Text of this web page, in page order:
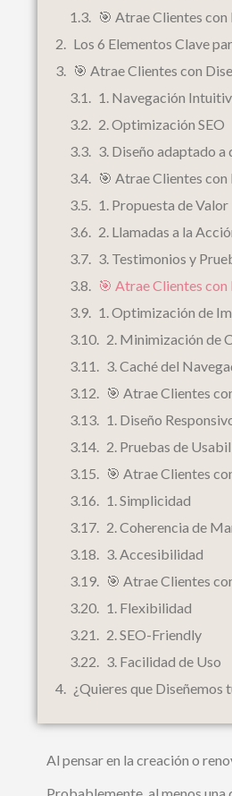
🎯 Atrae Clientes
Los 6 Elementos Clave
🎯 Atrae Clientes con
1. Navegación
2. Optimización SEO
3. Diseño adaptado
🎯 Atrae Clientes
1. Propuesta de Valor
2. Llamadas a la
3. Testimonios y
🎯 Atrae Clientes
1. Optimización de
2. Minimización de
3. Caché del
🎯 Atrae Clientes
1. Diseño
2. Pruebas de
🎯 Atrae Clientes
1. Simplicidad
2. Coherencia de
3. Accesibilidad
🎯 Atrae Clientes
1. Flexibilidad
2. SEO-Friendly
3. Facilidad de Uso
¿Quieres que Diseñemos
Al pensar en la creación o